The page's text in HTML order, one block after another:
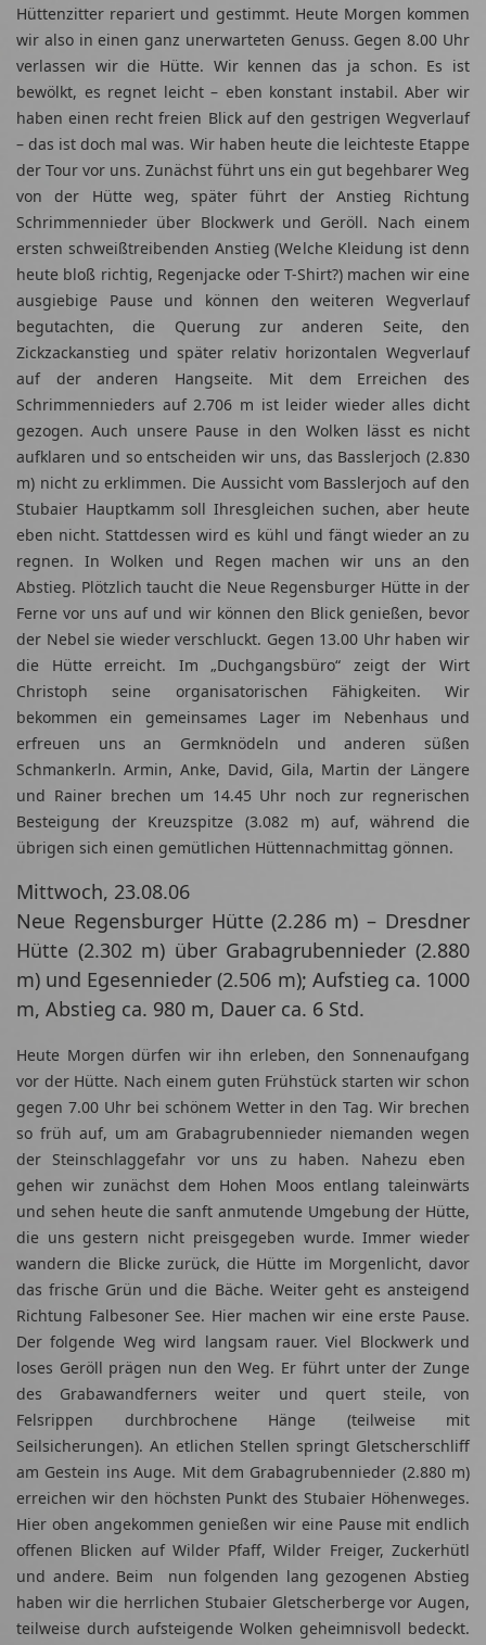
Hüttenzitter repariert und gestimmt. Heute Morgen kommen
wir also in einen ganz unerwarteten Genuss. Gegen 8.00 Uhr
verlassen wir die Hütte. Wir kennen das ja schon. Es ist
bewölkt, es regnet leicht – eben konstant instabil. Aber wir
haben einen recht freien Blick auf den gestrigen Wegverlauf
– das ist doch mal was. Wir haben heute die leichteste Etappe
der Tour vor uns. Zunächst führt uns ein gut begehbarer Weg
von der Hütte weg, später führt der Anstieg Richtung
Schrimmennieder über Blockwerk und Geröll. Nach einem
ersten schweißtreibenden Anstieg (Welche Kleidung ist denn
heute bloß richtig, Regenjacke oder T-Shirt?) machen wir eine
ausgiebige Pause und können den weiteren Wegverlauf
begutachten, die Querung zur anderen Seite, den
Zickzackanstieg und später relativ horizontalen Wegverlauf
auf der anderen Hangseite. Mit dem Erreichen des
Schrimmennieders auf 2.706 m ist leider wieder alles dicht
gezogen. Auch unsere Pause in den Wolken lässt es nicht
aufklaren und so entscheiden wir uns, das Basslerjoch (2.830
m) nicht zu erklimmen. Die Aussicht vom Basslerjoch auf den
Stubaier Hauptkamm soll Ihresgleichen suchen, aber heute
eben nicht. Stattdessen wird es kühl und fängt wieder an zu
regnen. In Wolken und Regen machen wir uns an den
Abstieg. Plötzlich taucht die Neue Regensburger Hütte in der
Ferne vor uns auf und wir können den Blick genießen, bevor
der Nebel sie wieder verschluckt. Gegen 13.00 Uhr haben wir
die Hütte erreicht. Im „Duchgangsbüro“ zeigt der Wirt
Christoph seine organisatorischen Fähigkeiten. Wir
bekommen ein gemeinsames Lager im Nebenhaus und
erfreuen uns an Germknödeln und anderen süßen
Schmankerln. Armin, Anke, David, Gila, Martin der Längere
und Rainer brechen um 14.45 Uhr noch zur regnerischen
Besteigung der Kreuzspitze (3.082 m) auf, während die
übrigen sich einen gemütlichen Hüttennachmittag gönnen.
Mittwoch, 23.08.06
Neue Regensburger Hütte (2.286 m) – Dresdner
Hütte (2.302 m) über Grabagrubennieder (2.880
m) und Egesennieder (2.506 m); Aufstieg ca. 1000
m, Abstieg ca. 980 m, Dauer ca. 6 Std.
Heute Morgen dürfen wir ihn erleben, den Sonnenaufgang
vor der Hütte. Nach einem guten Frühstück starten wir schon
gegen 7.00 Uhr bei schönem Wetter in den Tag. Wir brechen
so früh auf, um am Grabagrubennieder niemanden wegen
der Steinschlaggefahr vor uns zu haben. Nahezu eben
gehen wir zunächst dem Hohen Moos entlang taleinwärts
und sehen heute die sanft anmutende Umgebung der Hütte,
die uns gestern nicht preisgegeben wurde. Immer wieder
wandern die Blicke zurück, die Hütte im Morgenlicht, davor
das frische Grün und die Bäche. Weiter geht es ansteigend
Richtung Falbesoner See. Hier machen wir eine erste Pause.
Der folgende Weg wird langsam rauer. Viel Blockwerk und
loses Geröll prägen nun den Weg. Er führt unter der Zunge
des Grabawandferners weiter und quert steile, von
Felsrippen durchbrochene Hänge (teilweise mit
Seilsicherungen). An etlichen Stellen springt Gletscherschliff
am Gestein ins Auge. Mit dem Grabagrubennieder (2.880 m)
erreichen wir den höchsten Punkt des Stubaier Höhenweges.
Hier oben angekommen genießen wir eine Pause mit endlich
offenen Blicken auf Wilder Pfaff, Wilder Freiger, Zuckerhütl
und andere. Beim nun folgenden lang gezogenen Abstieg
haben wir die herrlichen Stubaier Gletscherberge vor Augen,
teilweise durch aufsteigende Wolken geheimnisvoll bedeckt.